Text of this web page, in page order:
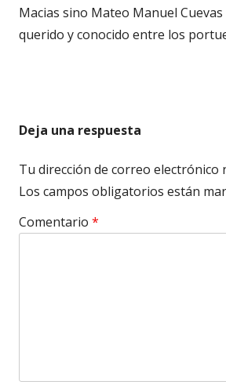
Macias sino Mateo Manuel
querido y conocido entre los
Deja una respuesta
Tu dirección de correo electrónico
Los campos obligatorios están
Comentario *